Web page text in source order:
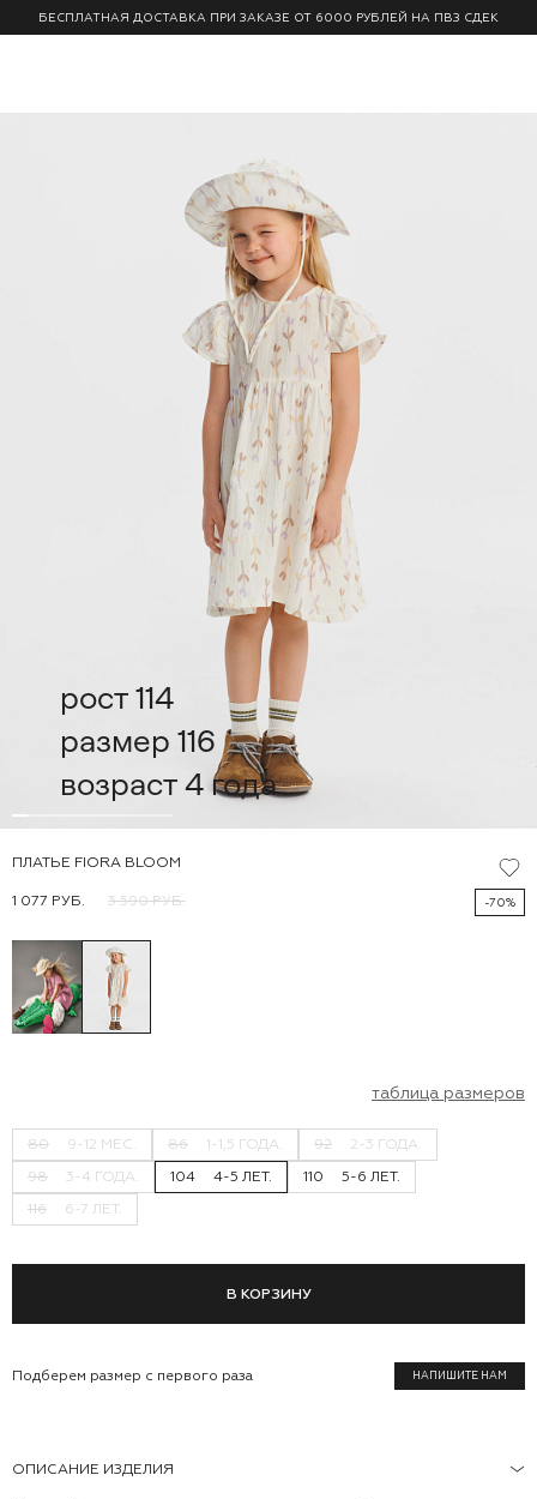
БЕСПЛАТНАЯ ДОСТАВКА ПРИ ЗАКАЗЕ ОТ 6000 РУБЛЕЙ НА ПВЗ СДЕК
рост 114
размер 116
возраст 4 года
ПЛАТЬЕ FIORA BLOOM
1 077 РУБ. 3 590 РУБ. -70%
таблица размеров
80 9-12 МЕС. 86 1-1,5 ГОДА. 92 2-3 ГОДА.
98 3-4 ГОДА. 104 4-5 ЛЕТ. 110 5-6 ЛЕТ.
116 6-7 ЛЕТ.
В КОРЗИНУ
Подберем размер с первого раза НАПИШИТЕ НАМ
ОПИСАНИЕ ИЗДЕЛИЯ